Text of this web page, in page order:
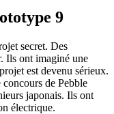
9
secret. Des
Ils ont imaginé une
est devenu sérieux.
concours de Pebble
japonais. Ils ont
électrique.